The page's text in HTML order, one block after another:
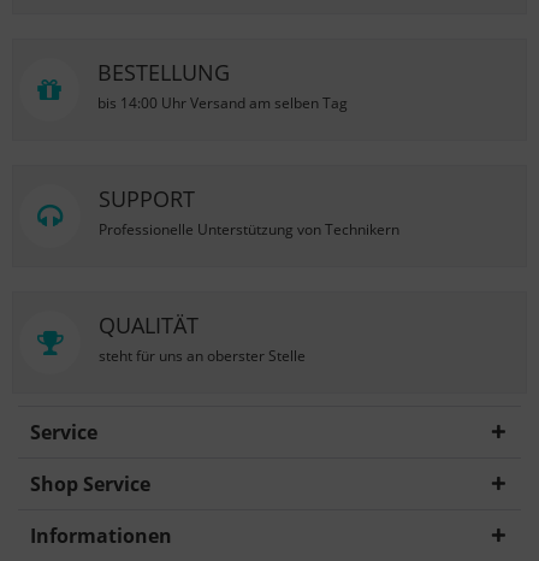
BESTELLUNG
bis 14:00 Uhr Versand am selben Tag
SUPPORT
Professionelle Unterstützung von Technikern
QUALITÄT
steht für uns an oberster Stelle
Service
Shop Service
Informationen